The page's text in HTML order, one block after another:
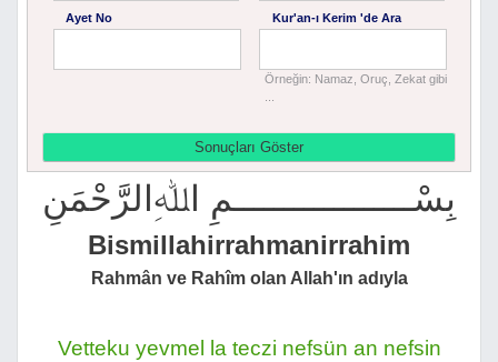
Ayet No Kur'an-ı Kerim 'de Ara
Örneğin: Namaz, Oruç, Zekat gibi
بِسْــــــــــــــــــمِ اﷲِالرَّحْمَنِ
Bismillahirrahmanirrahim
Rahmân ve Rahîm olan Allah'ın adıyla
Vetteku yevmel la teczi nefsün an nefsin